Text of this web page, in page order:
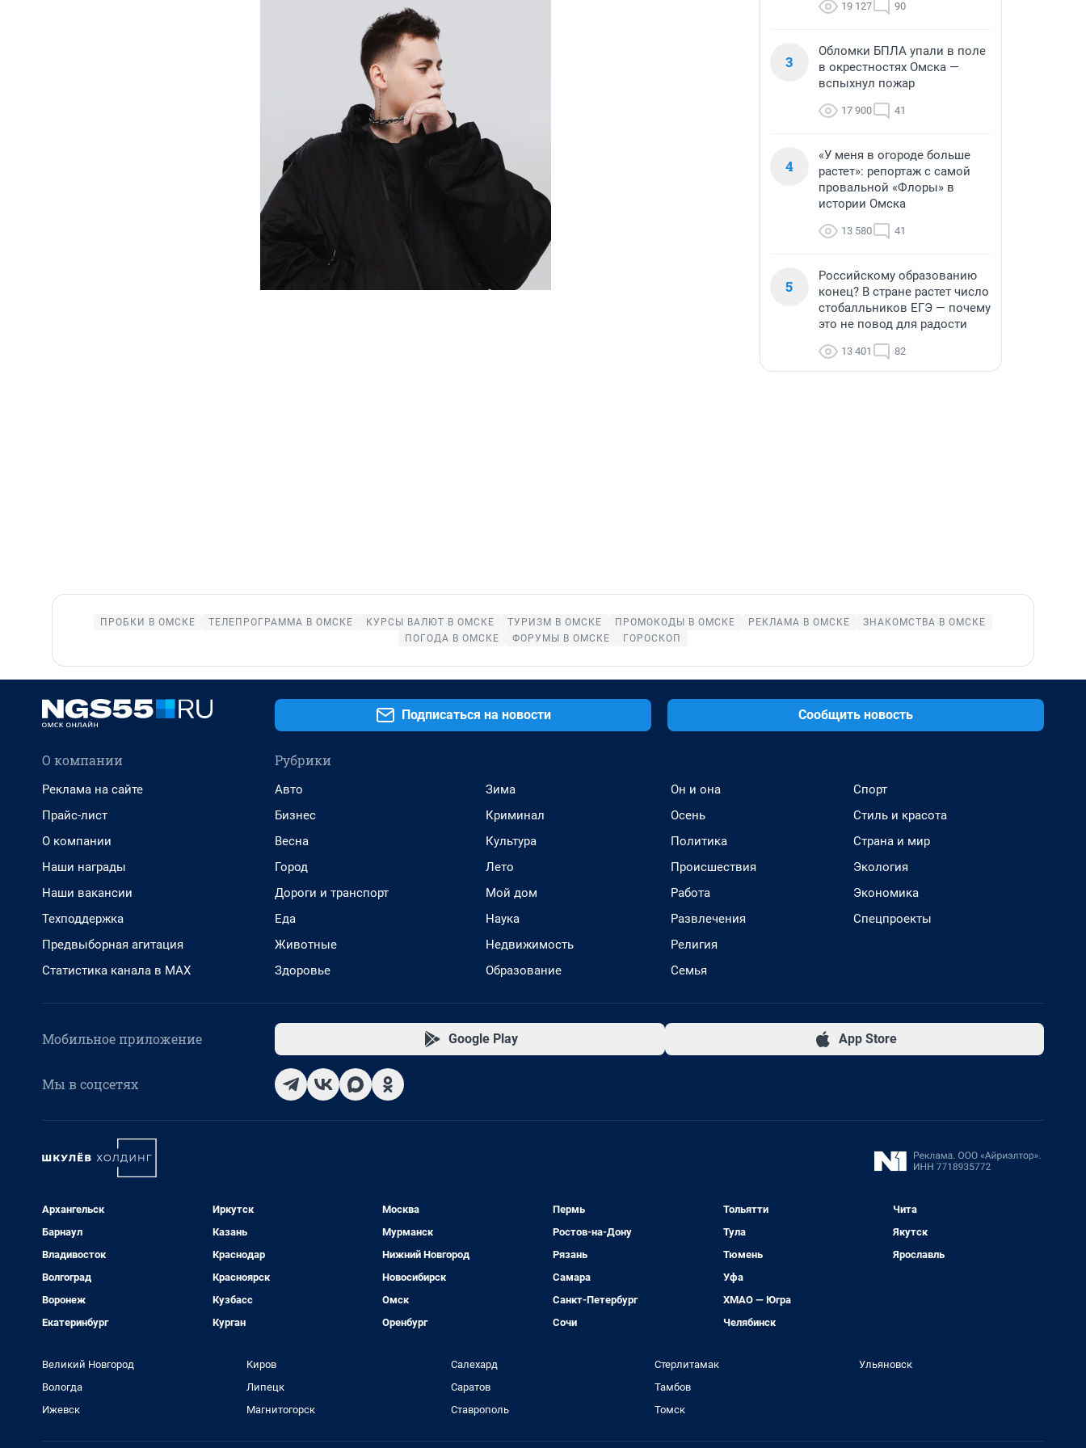
19 127 90
3
Обломки БПЛА упали в поле
в окрестностях Омска —
вспыхнул пожар
17 900 41
4
«У меня в огороде больше
растет»: репортаж с самой
провальной «Флоры» в
истории Омска
13 580 41
5
Российскому образованию
конец? В стране растет число
стобалльников ЕГЭ — почему
это не повод для радости
13 401 82
ПРОБКИ В ОМСКЕ ТЕЛЕПРОГРАММА В ОМСКЕ КУРСЫ ВАЛЮТ В ОМСКЕ ТУРИЗМ В ОМСКЕ ПРОМОКОДЫ В ОМСКЕ РЕКЛАМА В ОМСКЕ
ЗНАКОМСТВА В ОМСКЕ
ПОГОДА В ОМСКЕ
ФОРУМЫ В ОМСКЕ ГОРОСКОП
Подписаться на новости Сообщить новость
О компании
Реклама на сайте
Прайс-лист
О компании
Наши награды
Наши вакансии
Техподдержка
Предвыборная агитация
Статистика канала в MAX
Рубрики
Авто
Бизнес
Весна
Город
Дороги и транспорт
Еда
Животные
Здоровье
Зима
Криминал
Культура
Лето
Мой дом
Наука
Недвижимость
Образование
Он и она
Осень
Политика
Происшествия
Работа
Развлечения
Религия
Семья
Спорт
Стиль и красота
Страна и мир
Экология
Экономика
Спецпроекты
Мобильное приложение Google Play App Store
Мы в соцсетях
Архангельск
Барнаул
Владивосток
Волгоград
Воронеж
Екатеринбург
Иркутск
Казань
Краснодар
Красноярск
Кузбасс
Курган
Москва
Мурманск
Нижний Новгород
Новосибирск
Омск
Оренбург
Пермь
Ростов-на-Дону
Рязань
Самара
Санкт-Петербург
Сочи
Тольятти
Тула
Тюмень
Уфа
ХМАО — Югра
Челябинск
Чита
Якутск
Ярославль
Великий Новгород
Вологда
Ижевск
Киров
Липецк
Магнитогорск
Салехард
Саратов
Ставрополь
Стерлитамак
Тамбов
Томск
Ульяновск